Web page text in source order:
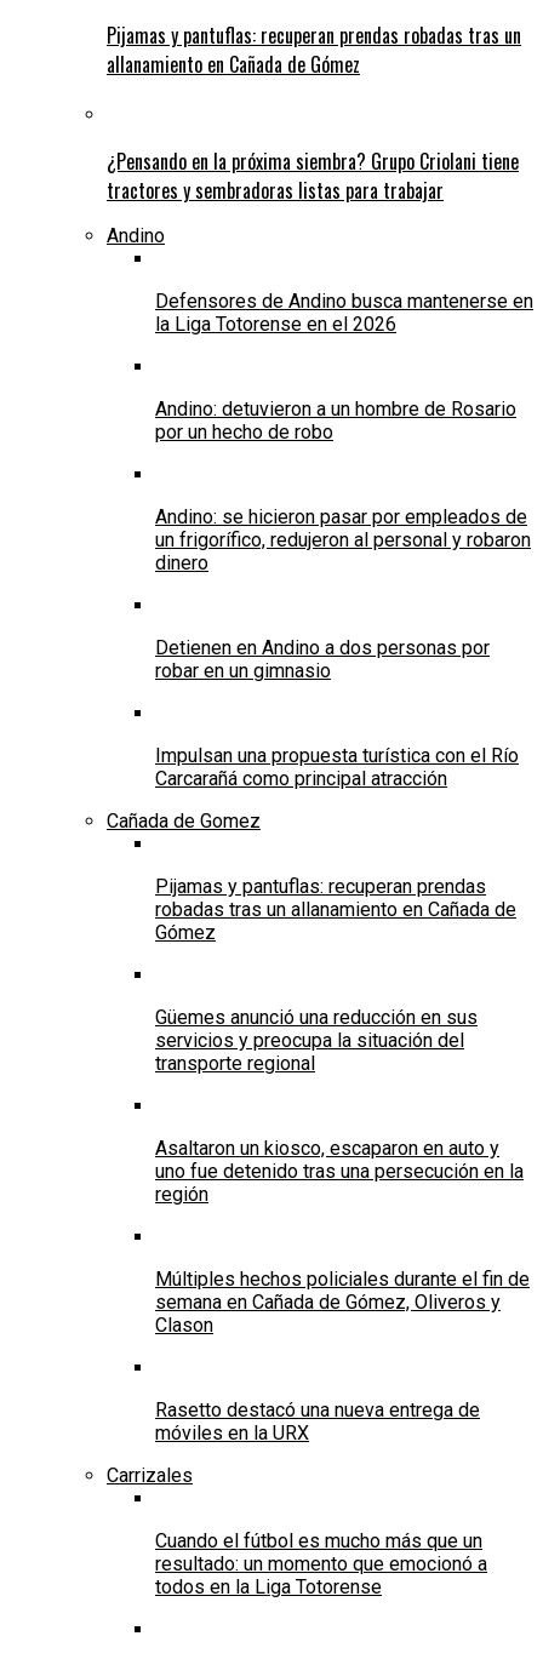
Pijamas y pantuflas: recuperan prendas robadas tras un
allanamiento en Cañada de Gómez
¿Pensando en la próxima siembra? Grupo Criolani tiene
tractores y sembradoras listas para trabajar
Andino
Defensores de Andino busca mantenerse en
la Liga Totorense en el 2026
Andino: detuvieron a un hombre de Rosario
por un hecho de robo
Andino: se hicieron pasar por empleados de
un frigorífico, redujeron al personal y robaron
dinero
Detienen en Andino a dos personas por
robar en un gimnasio
Impulsan una propuesta turística con el Río
Carcarañá como principal atracción
Cañada de Gomez
Pijamas y pantuflas: recuperan prendas
robadas tras un allanamiento en Cañada de
Gómez
Güemes anunció una reducción en sus
servicios y preocupa la situación del
transporte regional
Asaltaron un kiosco, escaparon en auto y
uno fue detenido tras una persecución en la
región
Múltiples hechos policiales durante el fin de
semana en Cañada de Gómez, Oliveros y
Clason
Rasetto destacó una nueva entrega de
móviles en la URX
Carrizales
Cuando el fútbol es mucho más que un
resultado: un momento que emocionó a
todos en la Liga Totorense